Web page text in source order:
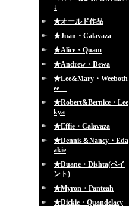
↓
★オールド作品
★Juan・Calavaza
★Alice・Quam
★Andrew・Dewa
★Lee&Mary・Weeboth
ee
★Robert&Bernice・Lee
kya
★Effie・Calavaza
★Dennis＆Nancy・Eda
akie
★Duane・Dishta(ペイ
ント)
★Myron・Panteah
★Dickie・Quandelacy